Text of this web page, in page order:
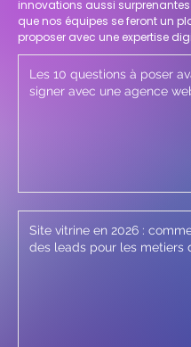
innovations aussi
que nos équipes se feront un
proposer avec une expertise
Les 10 questions à poser
signer avec une agence
Site vitrine en 2026 :
des leads pour les metiers